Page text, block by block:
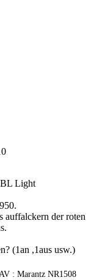
Light
auffalckern der roten
(1an ,1aus usw.)
: Marantz NR1508